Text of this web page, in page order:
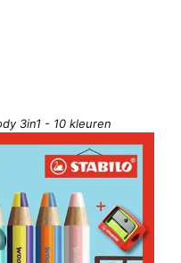
3in1 - 10 kleuren